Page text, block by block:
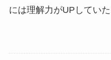
には理解力がUPしていた